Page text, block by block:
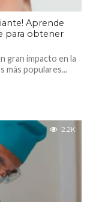
Aprende
para obtener
gran impacto en la
más populares...
2.2K